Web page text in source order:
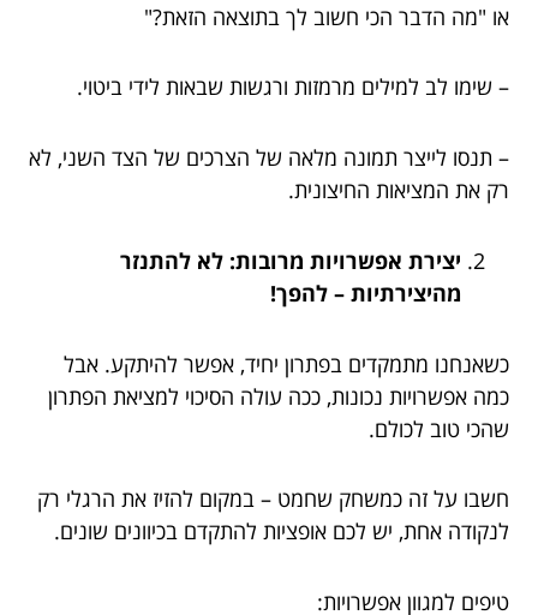
או "מה הדבר הכי חשוב לך בתוצאה הזאת?"
– שימו לב למילים מרמזות ורגשות שבאות לידי ביטוי.
– תנסו לייצר תמונה מלאה של הצרכים של הצד השני, לא
רק את המציאות החיצונית.
יצירת אפשרויות מרובות: לא להתנזר
מהיצירתיות – להפך!
כשאנחנו מתמקדים בפתרון יחיד, אפשר להיתקע. אבל
כמה אפשרויות נכונות, ככה עולה הסיכוי למציאת הפתרון
שהכי טוב לכולם.
חשבו על זה כמשחק שחמט – במקום להזיז את הרגלי רק
לנקודה אחת, יש לכם אופציות להתקדם בכיוונים שונים.
טיפים למגוון אפשרויות: